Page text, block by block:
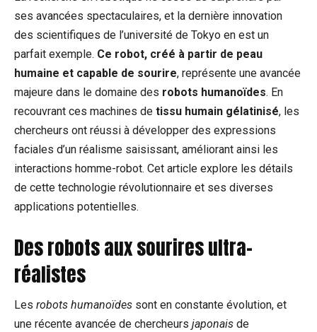
ses avancées spectaculaires, et la dernière innovation
des scientifiques de l’université de Tokyo en est un
parfait exemple. Ce robot, créé à partir de peau
humaine et capable de sourire, représente une avancée
majeure dans le domaine des robots humanoïdes. En
recouvrant ces machines de tissu humain gélatinisé, les
chercheurs ont réussi à développer des expressions
faciales d’un réalisme saisissant, améliorant ainsi les
interactions homme-robot. Cet article explore les détails
de cette technologie révolutionnaire et ses diverses
applications potentielles.
Des robots aux sourires ultra-
réalistes
Les robots humanoïdes sont en constante évolution, et
une récente avancée de chercheurs japonais de